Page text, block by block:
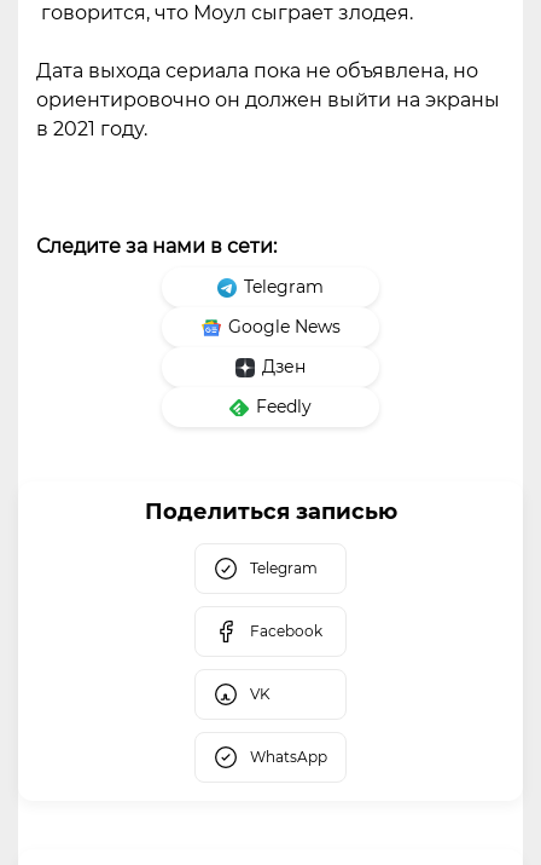
говорится, что Моул сыграет злодея.
Дата выхода сериала пока не объявлена, но
ориентировочно он должен выйти на экраны
в 2021 году.
Следите за нами в сети:
Telegram
Google News
Дзен
Feedly
Поделиться записью
Telegram
Facebook
VK
WhatsApp